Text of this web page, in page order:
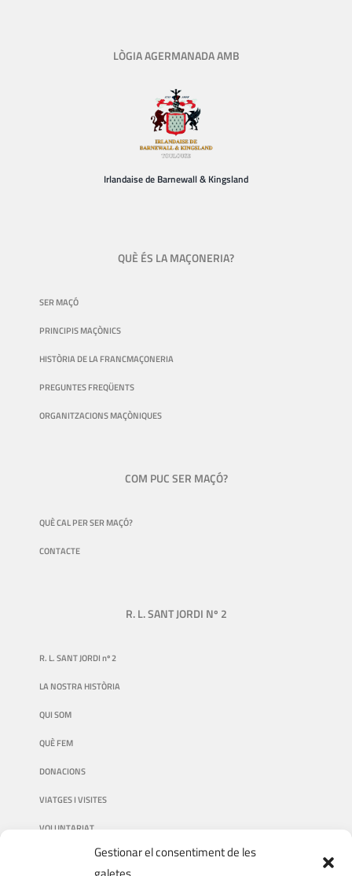
Gestionar el consentiment de les
LÒGIA AGERMANADA AMB
Irlandaise de Barnewall & Kingsland
QUÈ ÉS LA MAÇONERIA?
SER MAÇÓ
PRINCIPIS MAÇÒNICS
HISTÒRIA DE LA FRANCMAÇONERIA
PREGUNTES FREQÜENTS
ORGANITZACIONS MAÇÒNIQUES
COM PUC SER MAÇÓ?
QUÈ CAL PER SER MAÇÓ?
CONTACTE
R. L. SANT JORDI Nº 2
R. L. SANT JORDI nº 2
LA NOSTRA HISTÒRIA
QUI SOM
QUÈ FEM
DONACIONS
VIATGES I VISITES
VOLUNTARIAT